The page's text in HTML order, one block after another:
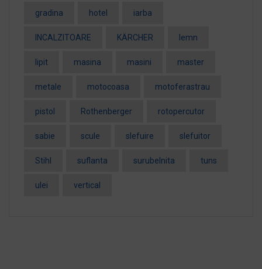
gradina hotel iarba
INCALZITOARE KÄRCHER lemn
lipit masina masini master
metale motocoasa motoferastrau
pistol Rothenberger rotopercutor
sabie scule slefuire slefuitor
Stihl suflanta surubelnita tuns
ulei vertical